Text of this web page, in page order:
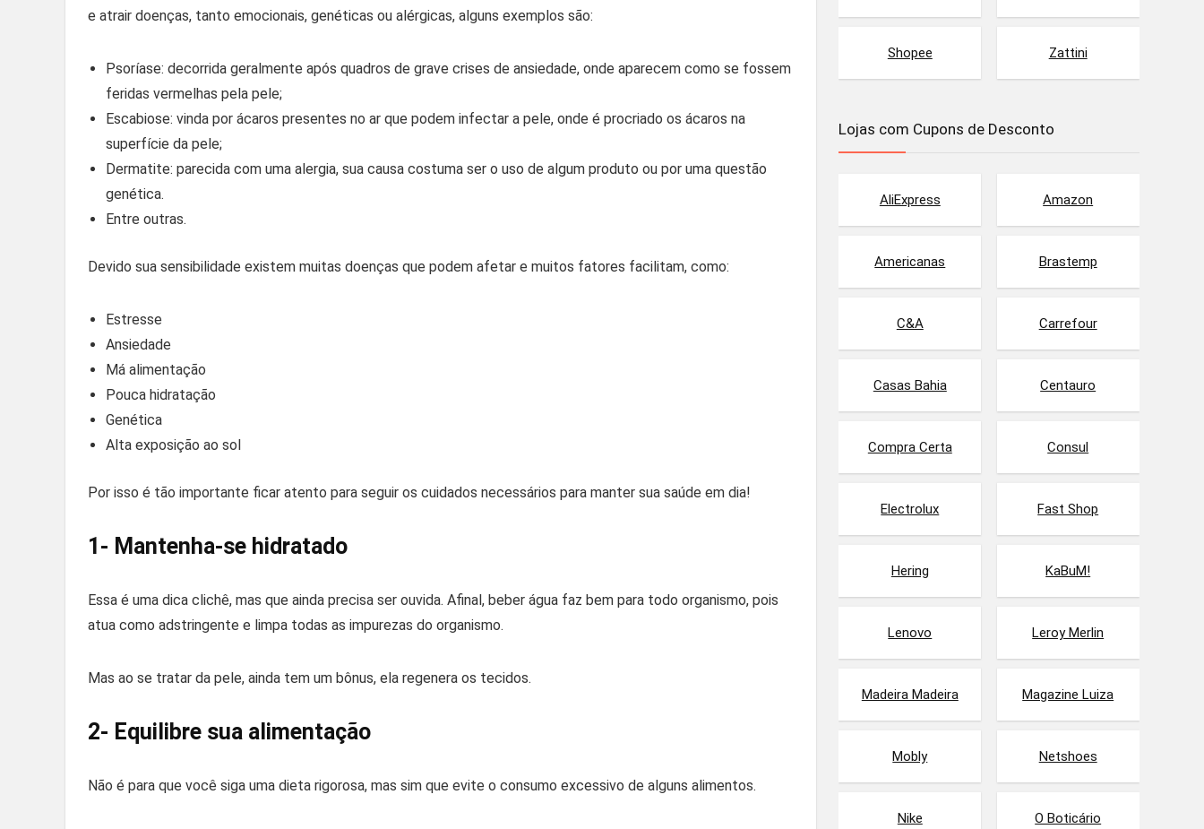
e atrair doenças, tanto emocionais, genéticas ou alérgicas, alguns exemplos são:
Psoríase: decorrida geralmente após quadros de grave crises de ansiedade, onde aparecem como se fossem
feridas vermelhas pela pele;
Escabiose: vinda por ácaros presentes no ar que podem infectar a pele, onde é procriado os ácaros na
superfície da pele;
Dermatite: parecida com uma alergia, sua causa costuma ser o uso de algum produto ou por uma questão
genética.
Entre outras.
Devido sua sensibilidade existem muitas doenças que podem afetar e muitos fatores facilitam, como:
Estresse
Ansiedade
Má alimentação
Pouca hidratação
Genética
Alta exposição ao sol
Por isso é tão importante ficar atento para seguir os cuidados necessários para manter sua saúde em dia!
1- Mantenha-se hidratado
Essa é uma dica clichê, mas que ainda precisa ser ouvida. Afinal, beber água faz bem para todo organismo, pois
atua como adstringente e limpa todas as impurezas do organismo.
Mas ao se tratar da pele, ainda tem um bônus, ela regenera os tecidos.
2- Equilibre sua alimentação
Não é para que você siga uma dieta rigorosa, mas sim que evite o consumo excessivo de alguns alimentos.
Shopee Zattini
Lojas com Cupons de Desconto
AliExpress Amazon
Americanas Brastemp
C&A Carrefour
Casas Bahia Centauro
Compra Certa Consul
Electrolux Fast Shop
Hering KaBuM!
Lenovo Leroy Merlin
Madeira Madeira Magazine Luiza
Mobly Netshoes
Nike O Boticário